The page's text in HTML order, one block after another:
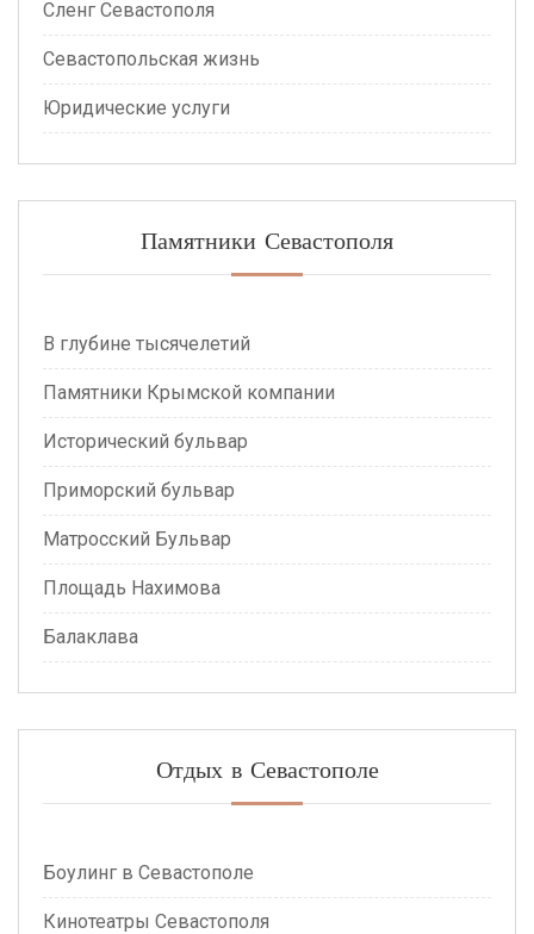
Сленг Севастополя
Севастопольская жизнь
Юридические услуги
Памятники Севастополя
В глубине тысячелетий
Памятники Крымской компании
Исторический бульвар
Приморский бульвар
Матросский Бульвар
Площадь Нахимова
Балаклава
Отдых в Севастополе
Боулинг в Севастополе
Кинотеатры Севастополя